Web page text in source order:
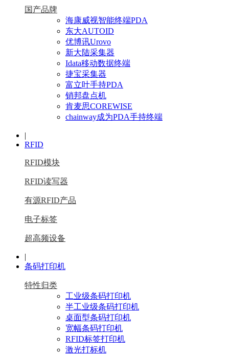
国产品牌
海康威视智能终端PDA
东大AUTOID
优博讯Urovo
新大陆采集器
Idata移动数据终端
捷宝采集器
富立叶手持PDA
销邦盘点机
肯麦思COREWISE
chainway成为PDA手持终端
|
RFID
RFID模块
RFID读写器
有源RFID产品
电子标签
超高频设备
|
条码打印机
特性归类
工业级条码打印机
半工业级条码打印机
桌面型条码打印机
宽幅条码打印机
RFID标签打印机
激光打标机